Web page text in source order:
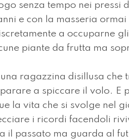
senza tempo nei pressi
e con la masseria
a occuparne
piante da frutta ma
ragazzina disillusa che
a spiccare il volo. E
la vita che si svolge nel
i ricordi facendoli
il passato ma guarda al